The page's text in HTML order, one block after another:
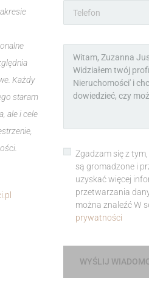
Każdy
staram
ale i cele
Zgadzam się z
są gromadzone i
uzyskać więcej
przetwarzania
można znaleźć W
prywatności
WYŚLIJ